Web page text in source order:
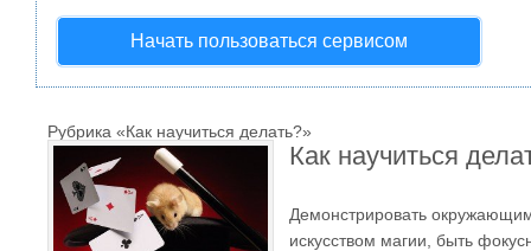
Начать пользоваться сервисом
Рубрика «Как научиться делать?»
Как научиться
Демонстрировать
искусством магии, быть